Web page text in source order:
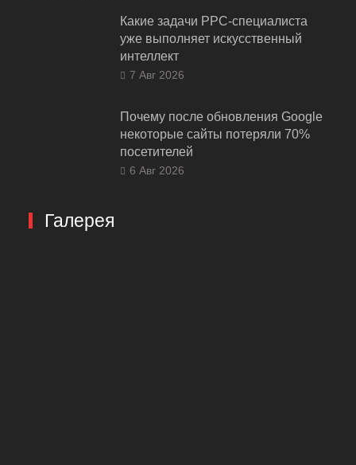
Какие задачи PPC-специалиста
уже выполняет искусственный
интеллект
7 Авг 2026
Почему после обновления Google
некоторые сайты потеряли 70%
посетителей
6 Авг 2026
Галерея